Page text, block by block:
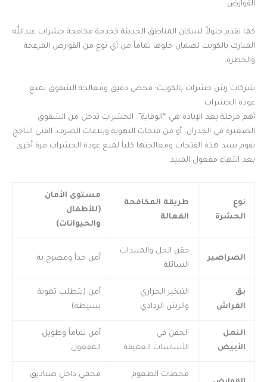
القوارض.
كما نقدم حلولاً لسكان المناطق الحديثة كخدمة مكافحة حشرات عبدالله
المبارك بالكويت لضمان خلوها تماماً من أي نوع من القوارض المزعجة
والخطرة.
شركات رش حشرات بالكويت: فحص دقيق ومعالجة الشقوق لمنع
عودة الحشرات
أهم مرحلة بعد الإبادة هي “الوقاية”. الحشرات تدخل من الشقوق
الصغيرة في الجدران، أو من فتحات التهوية وبلاعات الصرف. الفني الناجح
يقوم بسد هذه الفتحات ومعالجتها كلياً لمنع عودة الحشرات مرة أخرى
بعد انتهاء مفعول المبيد.
نوع
الحشرة
طريقة المكافحة
الفعالة
مستوى الأمان
(للأطفال
والحيوانات)
الصراصير
حقن الجل والمبيدات
السائلة
آمن جداً ومصرح به
بق
الفراش
التبخير الحراري
والرش الرذاذي
آمن (يتطلب تهوية
بسيطة)
النمل
الأبيض
الحقن في
الأساسات العميقة
آمن تماماً وطويل
المفعول
محطات الطعوم محمي داخل صناديق